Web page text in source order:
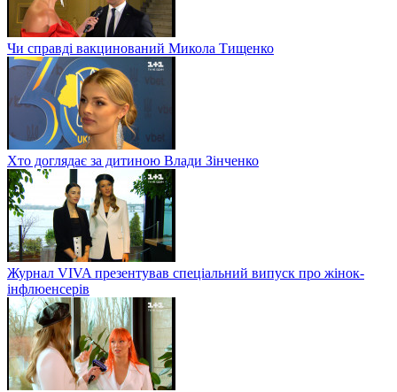
Чи справді вакцинований Микола Тищенко
Хто доглядає за дитиною Влади Зінченко
Журнал VIVA презентував спеціальний випуск про жінок-
інфлюенсерів